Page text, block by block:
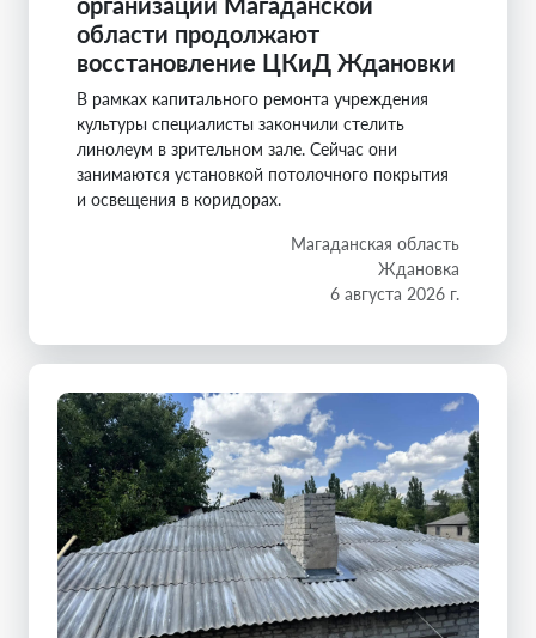
области продолжают
восстановление ЦКиД Ждановки
В рамках капитального ремонта учреждения
культуры специалисты закончили стелить
линолеум в зрительном зале. Сейчас они
занимаются установкой потолочного покрытия
и освещения в коридорах.
Магаданская область
Ждановка
6 августа 2026 г.